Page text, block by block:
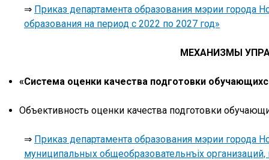
⇒ Приказ департамента образования мэрии города
образования на период с 2022 по 2027 год»
МЕХАНИЗМЫ
«Система оценки качества подготовки
Объективность оценки качества подготовки
⇒ Приказ департамента образования мэрии города
муниципальных общеобразовательнъіх